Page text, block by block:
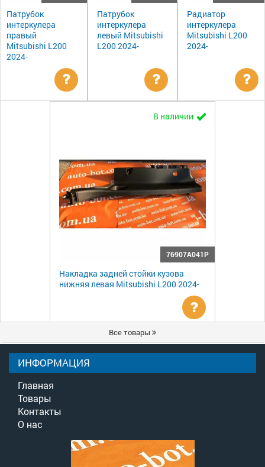
Патрубок
интеркулера
правый
Mitsubishi L200
2024-
Уточнить
Патрубок
интеркулера
левый Mitsubishi
L200 2024-
Уточнить
цену
Радиатор
интеркулера
Mitsubishi L200
2024-
В наличии
76907A041P
Накладка задней стойки кузова
нижняя левая Mitsubishi L200 2024-
Уточнить
цену
Все товары
ИНФОРМАЦИЯ
Главная
Товары
Контакты
О нас